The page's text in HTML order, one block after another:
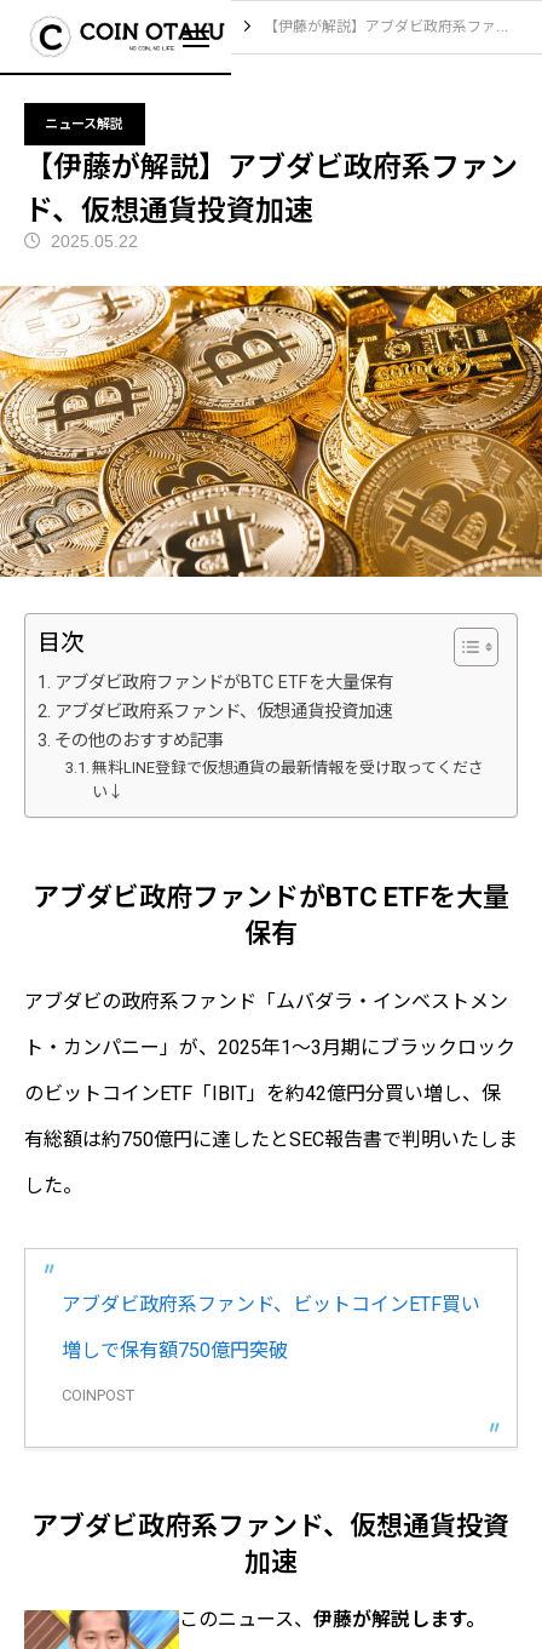
ブログ ニュース解説 【伊藤が解説】アブダビ政府系ファンド、仮想通貨投資加速
ニュース解説
【伊藤が解説】アブダビ政府系ファン
ド、仮想通貨投資加速
2025.05.22
目次
アブダビ政府ファンドがBTC ETFを大量保有
アブダビ政府系ファンド、仮想通貨投資加速
その他のおすすめ記事
無料LINE登録で仮想通貨の最新情報を受け取ってくださ
い↓
アブダビ政府ファンドがBTC ETFを大量
保有
アブダビの政府系ファンド「ムバダラ・インベストメン
ト・カンパニー」が、2025年1～3月期にブラックロック
のビットコインETF「IBIT」を約42億円分買い増し、保
有総額は約750億円に達したとSEC報告書で判明いたしま
した。
アブダビ政府系ファンド、ビットコインETF買い
増しで保有額750億円突破
COINPOST
アブダビ政府系ファンド、仮想通貨投資
加速
このニュース、 伊藤が解説します。